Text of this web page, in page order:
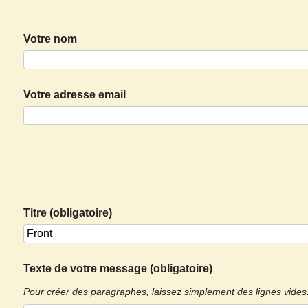
Votre nom
Votre adresse email
Titre (obligatoire)
Texte de votre message (obligatoire)
Pour créer des paragraphes, laissez simplement des lignes